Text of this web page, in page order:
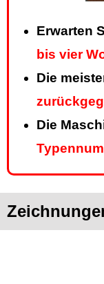
Erwarten
bis vier
Die
Die